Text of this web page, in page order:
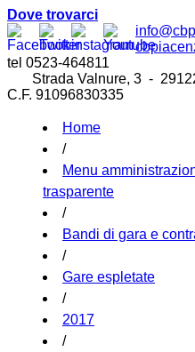
Dove trovarci
tel 0523-464811
Strada Valnure, 3 -
C.F. 91096830335
Home
/
Menu
trasparente
/
Bandi di gara e
/
Gare espletate
/
2017
/